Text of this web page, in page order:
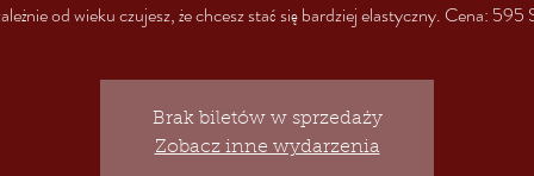
od wieku czujesz, że chcesz stać się bardziej elastyczny. Cena: 595
Brak biletów w sprzedaży
Zobacz inne wydarzenia